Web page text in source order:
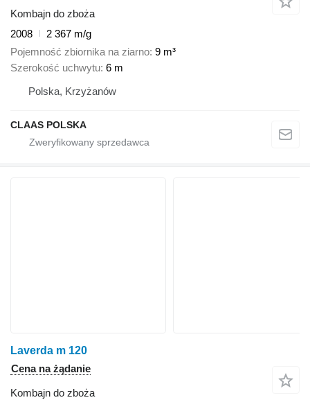
Kombajn do zboża
2008
2 367 m/g
Pojemność zbiornika na ziarno 9 m³
Szerokość uchwytu 6 m
Polska, Krzyżanów
CLAAS POLSKA
Laverda m 120
Cena na żądanie
Kombajn do zboża